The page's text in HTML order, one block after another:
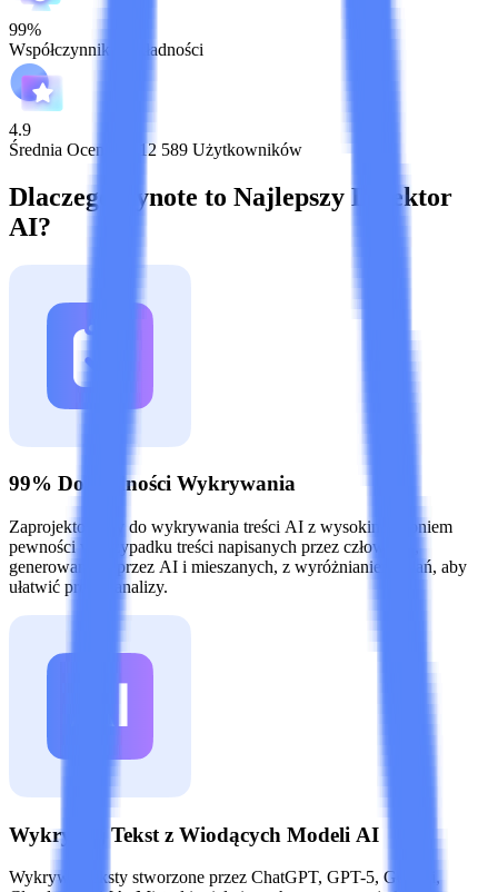
99%
Współczynnik Dokładności
4.9
Średnia Ocena od 12 589 Użytkowników
Dlaczego Lynote to Najlepszy Detektor
AI?
99% Dokładności Wykrywania
Zaprojektowany do wykrywania treści AI z wysokim stopniem
pewności w przypadku treści napisanych przez człowieka,
generowanych przez AI i mieszanych, z wyróżnianiem zdań, aby
ułatwić proces analizy.
Wykrywaj Tekst z Wiodących Modeli AI
Wykrywaj teksty stworzone przez ChatGPT, GPT-5, Gemini,